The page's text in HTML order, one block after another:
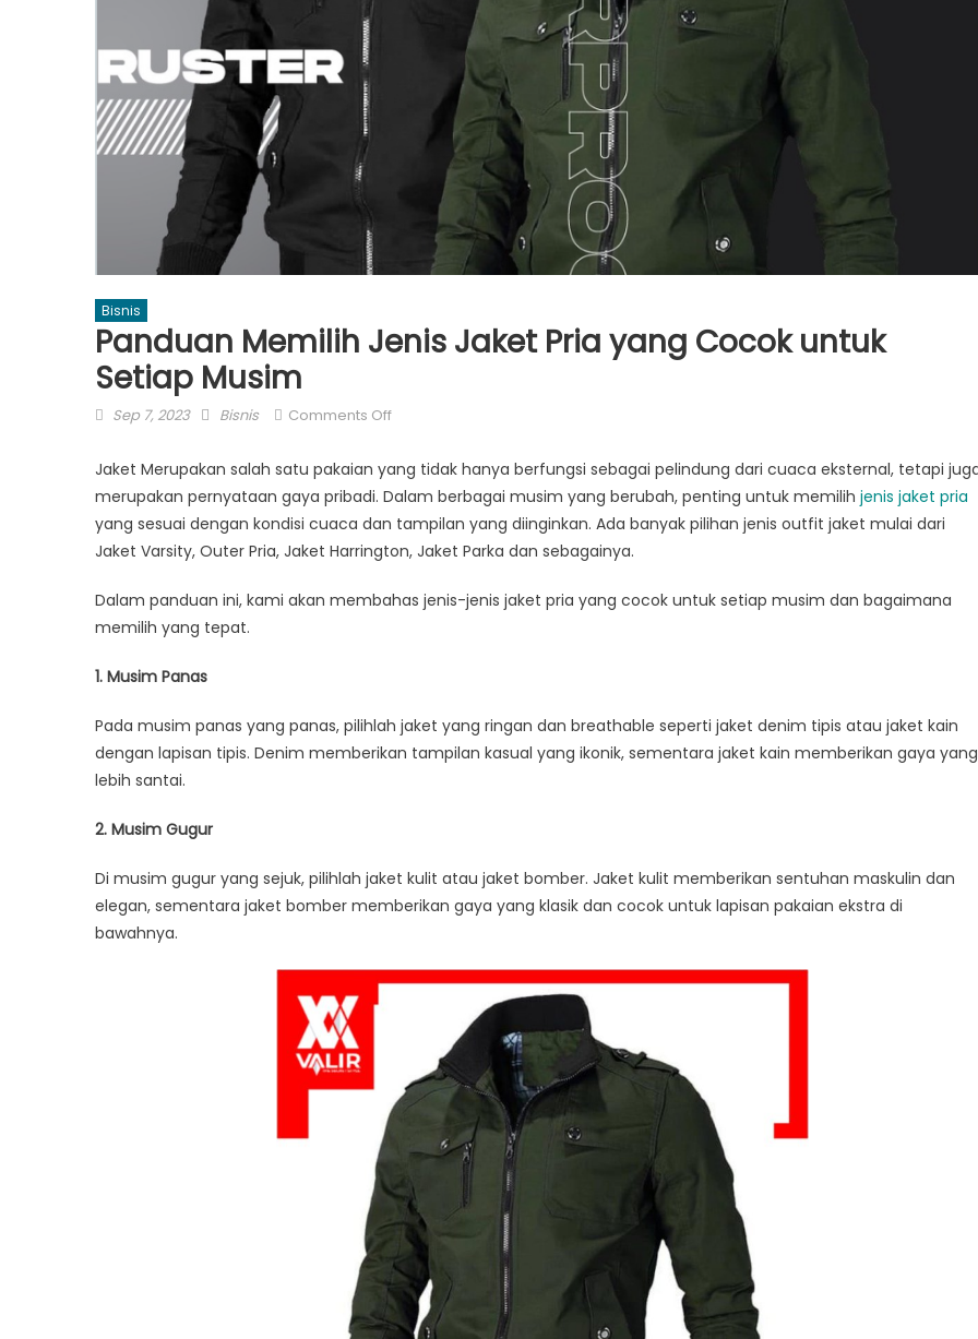
Bisnis
Panduan Memilih Jenis Jaket Pria yang Cocok untuk
Setiap Musim
Posted
Sep 7, 2023 Author
Bisnis Comments Offon
Memilih
Jenis
Jaket
yang
Cocok
untuk
Jaket Merupakan salah satu pakaian yang tidak hanya berfungsi sebagai pelindung dari cuaca eksternal, tetapi
merupakan pernyataan gaya pribadi. Dalam berbagai musim yang berubah, penting untuk memilih jenis jaket pria
yang sesuai dengan kondisi cuaca dan tampilan yang diinginkan. Ada banyak pilihan jenis outfit jaket mulai dari
Jaket Varsity, Outer Pria, Jaket Harrington, Jaket Parka dan sebagainya.
Dalam panduan ini, kami akan membahas jenis-jenis jaket pria yang cocok untuk setiap musim dan bagaimana
memilih yang tepat.
1. Musim Panas
Pada musim panas yang panas, pilihlah jaket yang ringan dan breathable seperti jaket denim tipis atau jaket kain
dengan lapisan tipis. Denim memberikan tampilan kasual yang ikonik, sementara jaket kain memberikan gaya yang
lebih santai.
2. Musim Gugur
Di musim gugur yang sejuk, pilihlah jaket kulit atau jaket bomber. Jaket kulit memberikan sentuhan maskulin dan
elegan, sementara jaket bomber memberikan gaya yang klasik dan cocok untuk lapisan pakaian ekstra di
bawahnya.